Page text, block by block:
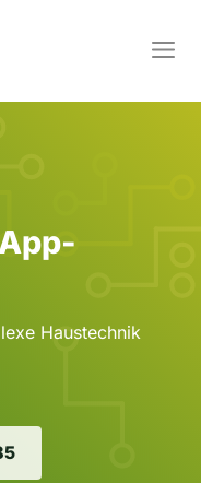
Haustechnik